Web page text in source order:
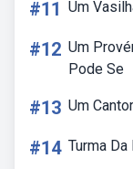
#11 Um
#12 Um
Pode Se
#13 Um
#14 Turma